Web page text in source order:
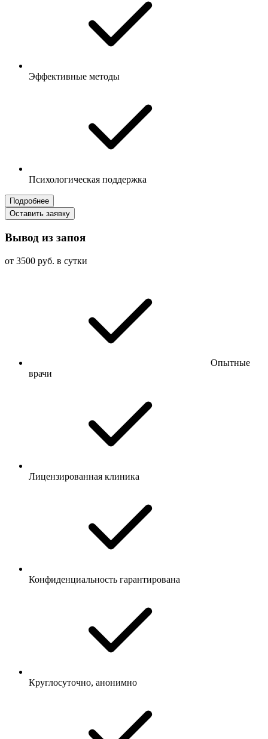
Эффективные методы
Психологическая поддержка
Подробнее
Оставить заявку
Вывод из запоя
от 3500 руб. в сутки
Опытные
врачи
Лицензированная клиника
Конфиденциальность гарантирована
Круглосуточно, анонимно